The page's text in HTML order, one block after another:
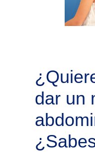
dar un